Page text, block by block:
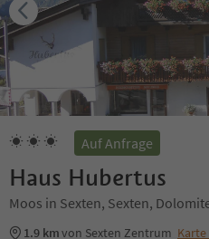
Auf Anfrage
Haus Hubertus
Moos in Sexten, Sexten,
1.9 kmvon Sexten Zentrum Karte